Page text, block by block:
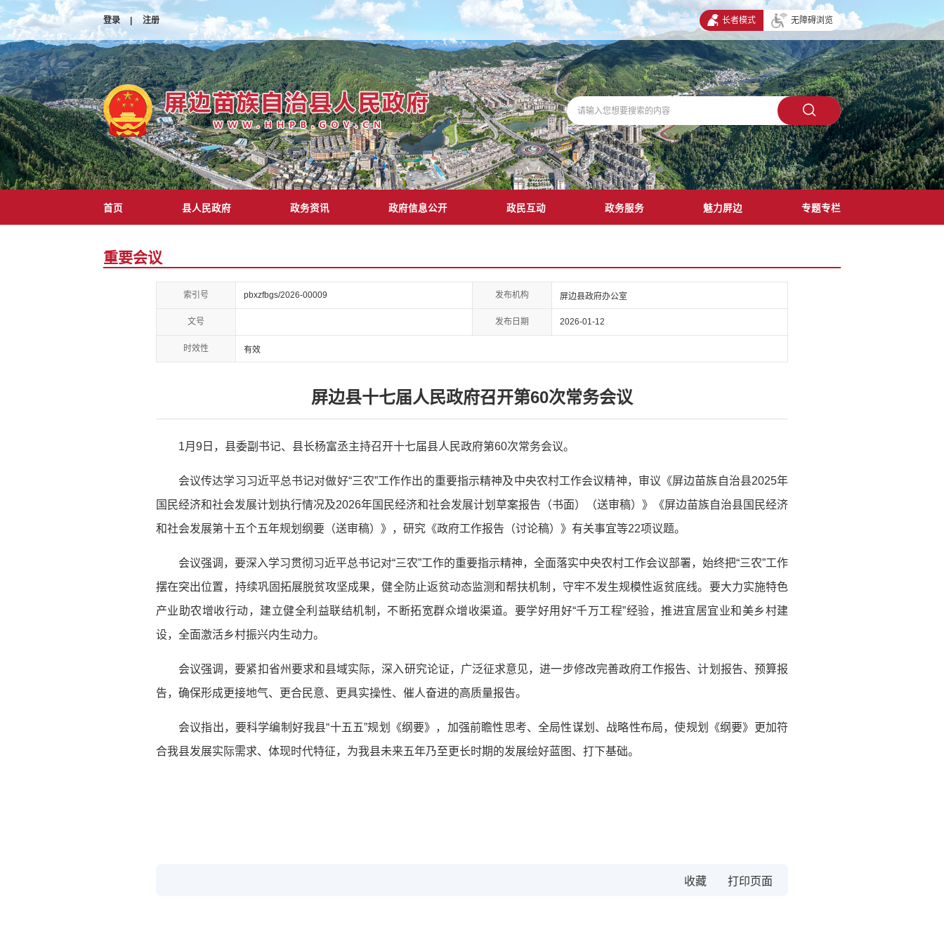
登录 | 注册 长者模式 无障碍浏览
首页 县人民政府 政务资讯 政府信息公开 政民互动 政务服务 魅力屏边 专题专栏
重要会议
索引号 pbxzfbgs/2026-00009 发布机构 屏边县政府办公室
文号 发布日期 2026-01-12
时效性 有效
屏边县十七届人民政府召开第60次常务会议
1月9日，县委副书记、县长杨富丞主持召开十七届县人民政府第60次常务会议。
会议传达学习习近平总书记对做好“三农”工作作出的重要指示精神及中央农村工作会议精神，审议《屏边苗族自治县2025年
国民经济和社会发展计划执行情况及2026年国民经济和社会发展计划草案报告（书面）（送审稿）》《屏边苗族自治县国民经济
和社会发展第十五个五年规划纲要（送审稿）》，研究《政府工作报告（讨论稿）》有关事宜等22项议题。
会议强调，要深入学习贯彻习近平总书记对“三农”工作的重要指示精神，全面落实中央农村工作会议部署，始终把“三农”工作
摆在突出位置，持续巩固拓展脱贫攻坚成果，健全防止返贫动态监测和帮扶机制，守牢不发生规模性返贫底线。要大力实施特色
产业助农增收行动，建立健全利益联结机制，不断拓宽群众增收渠道。要学好用好“千万工程”经验，推进宜居宜业和美乡村建
设，全面激活乡村振兴内生动力。
会议强调，要紧扣省州要求和县域实际，深入研究论证，广泛征求意见，进一步修改完善政府工作报告、计划报告、预算报
告，确保形成更接地气、更合民意、更具实操性、催人奋进的高质量报告。
会议指出，要科学编制好我县“十五五”规划《纲要》，加强前瞻性思考、全局性谋划、战略性布局，使规划《纲要》更加符
合我县发展实际需求、体现时代特征，为我县未来五年乃至更长时期的发展绘好蓝图、打下基础。
收藏